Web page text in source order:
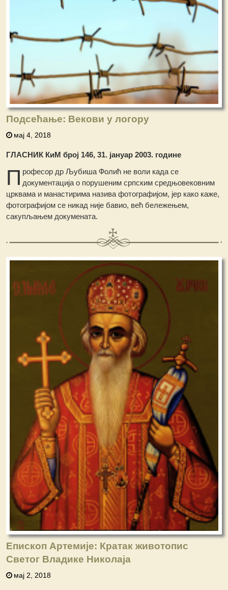
Подсећање: Векови у логору
мај 4, 2018
ГЛАСНИК КиМ број 146, 31. јануар 2003. године
П рофесор др Љубиша Фолић не воли када се
документација о порушеним српским средњовековним
црквама и манастирима назива фотографијом, јер како каже,
фотографијом се никад није бавио, већ бележењем,
сакупљањем докумената.
Епископ Артемије: Кратак животопис
Светог Владике Николаја
мај 2, 2018